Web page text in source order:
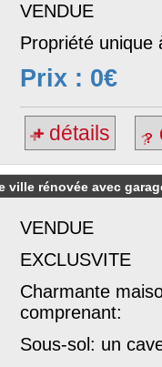
VENDUE
Propriété unique
Prix : 0€
détails
ville rénovée avec
VENDUE
EXCLUSVITE
Charmante
comprenant:
Sous-sol: un